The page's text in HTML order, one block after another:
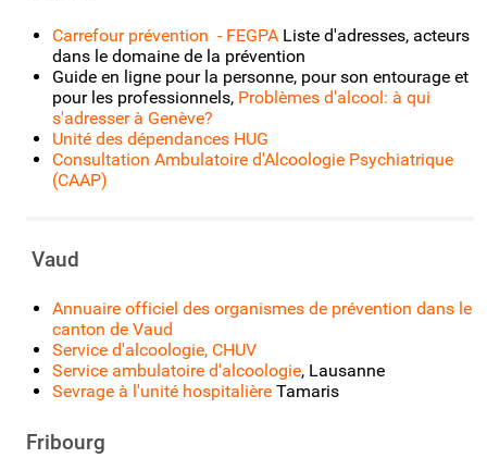
Carrefour prévention - FEGPA Liste d'adresses, acteurs
dans le domaine de la prévention
Guide en ligne pour la personne, pour son entourage et
pour les professionnels, Problèmes d'alcool: à qui
s'adresser à Genève?
Unité des dépendances HUG
Consultation Ambulatoire d'Alcoologie Psychiatrique
(CAAP)
Vaud
Annuaire officiel des organismes de prévention dans le
canton de Vaud
Service d'alcoologie, CHUV
Service ambulatoire d'alcoologie, Lausanne
Sevrage à l'unité hospitalière Tamaris
Fribourg